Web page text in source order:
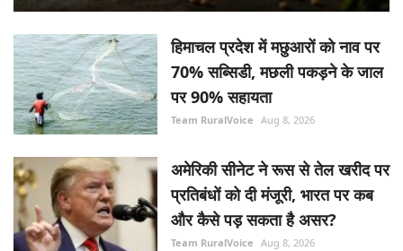
हिमाचल प्रदेश में मछुआरों को नाव पर
70% सब्सिडी, मछली पकड़ने के जाल
पर 90% सहायता
Team RuralVoice Aug 8, 2026
अमेरिकी सीनेट ने रूस से तेल खरीद पर
प्रतिबंधों को दी मंजूरी, भारत पर कब
और कैसे पड़ सकता है असर?
Team RuralVoice Aug 8, 2026